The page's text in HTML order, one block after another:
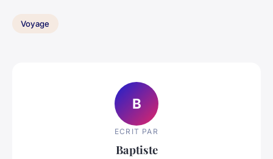
Voyage
B
ECRIT PAR
Baptiste